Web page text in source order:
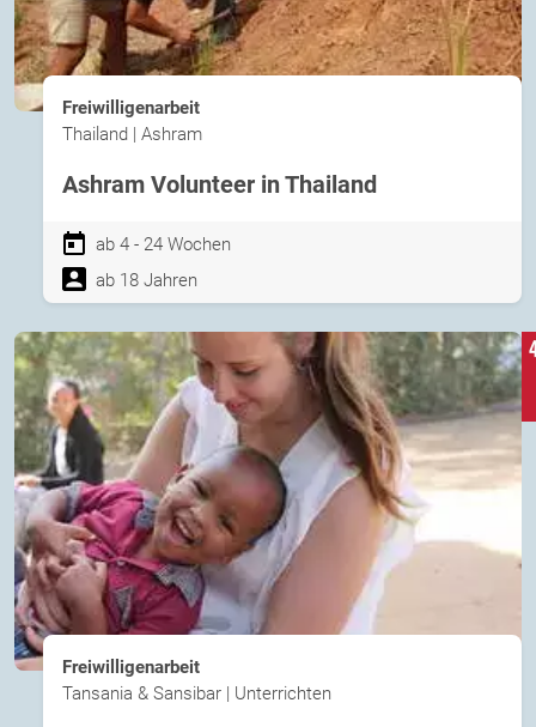
Freiwilligenarbeit
Thailand | Ashram
Ashram Volunteer in Thailand
ab 4 - 24 Wochen
ab 18 Jahren
Freiwilligenarbeit
Tansania & Sansibar | Unterrichten